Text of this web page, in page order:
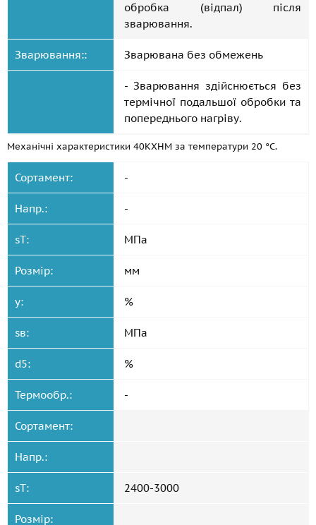
обробка (відпал) після
зварювання.
Зварювання:: Зварювана без обмежень
- Зварювання здійснюється без
термічної подальшої обробки та
попереднього нагріву.
Механічні характеристики 40КХНМ за температури 20 °C.
Сортамент: -
Напр.: -
sT: МПа
Розмір: мм
y: %
sв: МПа
d5: %
Термообр.: -
Сортамент:
Напр.:
sT: 2400-3000
Розмір: